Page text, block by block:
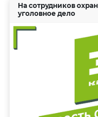
На сотрудников
уголовное дело